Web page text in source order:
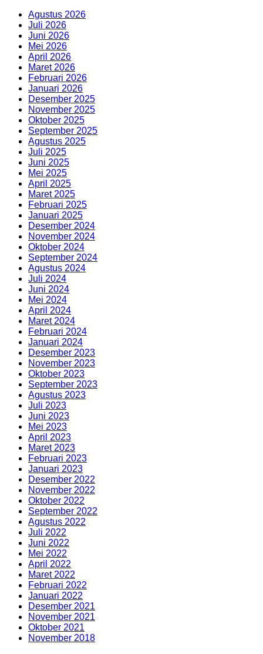
Agustus 2026
Juli 2026
Juni 2026
Mei 2026
April 2026
Maret 2026
Februari 2026
Januari 2026
Desember 2025
November 2025
Oktober 2025
September 2025
Agustus 2025
Juli 2025
Juni 2025
Mei 2025
April 2025
Maret 2025
Februari 2025
Januari 2025
Desember 2024
November 2024
Oktober 2024
September 2024
Agustus 2024
Juli 2024
Juni 2024
Mei 2024
April 2024
Maret 2024
Februari 2024
Januari 2024
Desember 2023
November 2023
Oktober 2023
September 2023
Agustus 2023
Juli 2023
Juni 2023
Mei 2023
April 2023
Maret 2023
Februari 2023
Januari 2023
Desember 2022
November 2022
Oktober 2022
September 2022
Agustus 2022
Juli 2022
Juni 2022
Mei 2022
April 2022
Maret 2022
Februari 2022
Januari 2022
Desember 2021
November 2021
Oktober 2021
November 2018